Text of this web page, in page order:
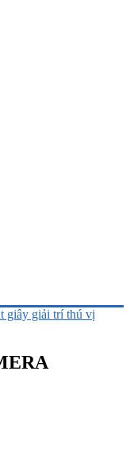
giây giải trí thú vị